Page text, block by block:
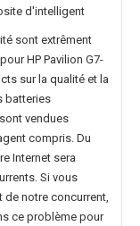
d'intelligent
sont extrêment
HP Pavilion G7-
sur la qualité et la
batteries
sont vendues
compris. Du
Internet sera
Si vous
de notre concurrent,
ce problème pour